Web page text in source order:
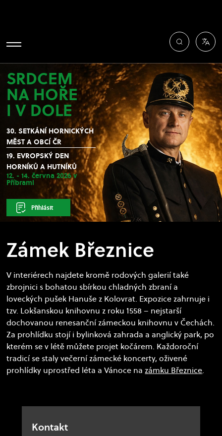
SRDCEM
NA HOŘE
I V DOLE
30. SETKÁNÍ HORNICKÝCH
MĚST A OBCÍ ČR
19. EVROPSKÝ DEN
HORNÍKŮ A HUTNÍKŮ
12. - 14. června 2026 v
Příbrami
Přihlásit
Zámek Březnice
V interiérech najdete kromě rodových galerií také
zbrojnici s bohatou sbírkou chladných zbraní a
loveckých pušek Hanuše z Kolovrat. Expozice zahrnuje i
tzv. Lokšanskou knihovnu z roku 1558 – nejstarší
dochovanou renesanční zámeckou knihovnu v Čechách.
Za prohlídku stojí i bylinková zahrada a anglický park, po
kterém se v létě můžete projet kočárem. Každoroční
tradicí se staly večerní zámecké koncerty, oživené
prohlídky uprostřed léta a Vánoce nazámku Březnice.
Kontakt